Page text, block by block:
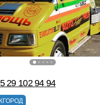
29 102 94 94